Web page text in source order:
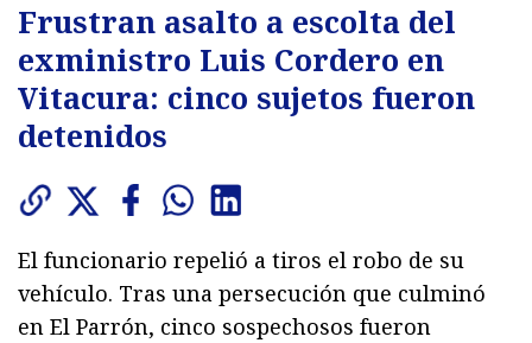
Frustran asalto a escolta del
exministro Luis Cordero en
Vitacura: cinco sujetos fueron
detenidos
El funcionario repelió a tiros el robo de su
vehículo. Tras una persecución que culminó
en El Parrón, cinco sospechosos fueron